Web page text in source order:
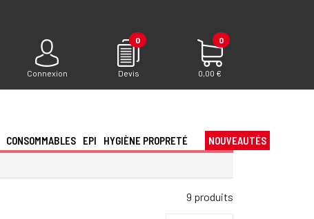
Connexion
0
Devis
0
0,00 €
CONSOMMABLES EPI HYGIÈNE PROPRETÉ NOUVEAUTÉS
9 produits